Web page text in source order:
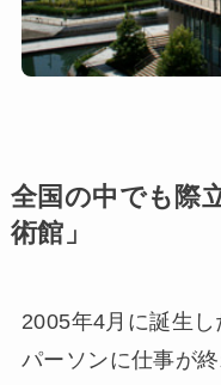
全国の中でも際
術館」
2005年4月に誕生し
パーソンに仕事が